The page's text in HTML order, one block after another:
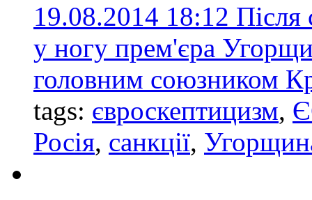
19.08.2014 18:12 Після
у ногу прем'єра
головним союзником
tags: євроскептицизм,
Росія, санкції,